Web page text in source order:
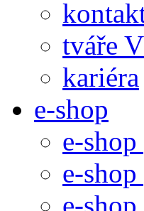
tváře
kariéra
e-shop
e-
e-
e-